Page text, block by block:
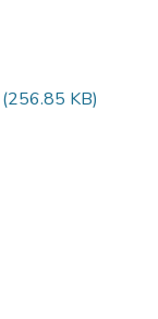
(256.85 KB)